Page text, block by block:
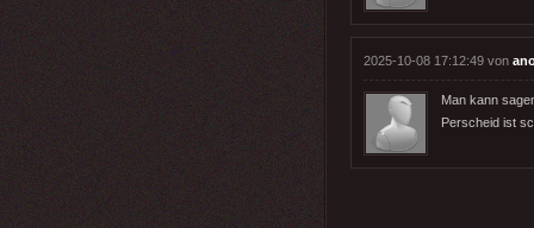
2025-10-08 17:12:49 von
Man kann
Perscheid ist